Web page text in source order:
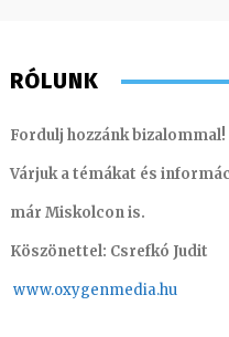
RÓLUNK
Fordulj hozzánk bizalommal!
Várjuk a témákat és
már Miskolcon is.
Köszönettel: Csrefkó Judit
www.oxygenmedia.hu